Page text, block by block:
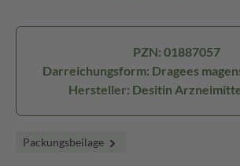
PZN: 01887057
Darreichungsform: Dragees
Hersteller: Desitin
Packungsbeilage